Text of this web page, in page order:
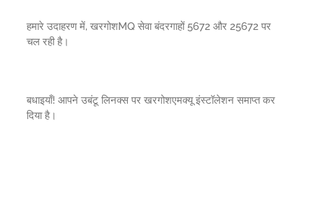
हमारे उदाहरण में, खरगोशMQ सेवा बंदरगाहों 5672 और 25672 पर
चल रही है।
बधाइयाँ! आपने उबंटू लिनक्स पर खरगोशएमक्यू इंस्टॉलेशन समाप्त कर
दिया है।